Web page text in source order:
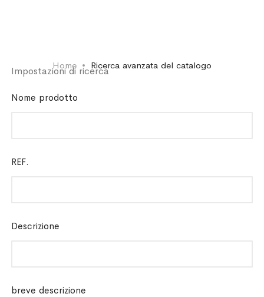
Home Ricerca avanzata del catalogo
Impostazioni di ricerca
Nome prodotto
REF.
Descrizione
breve descrizione